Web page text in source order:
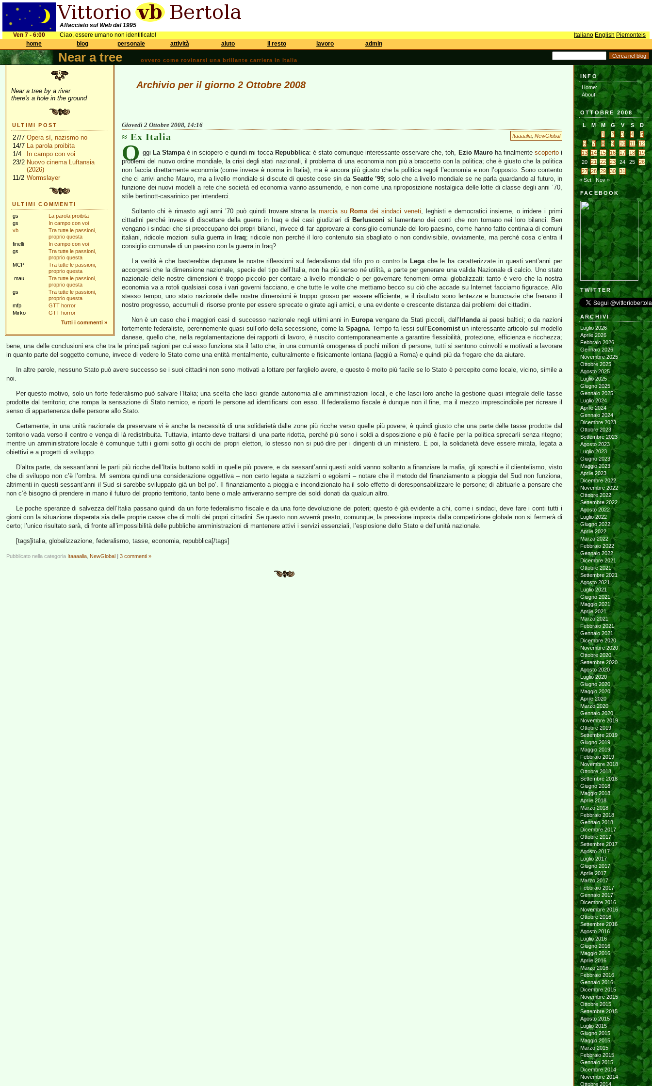
Affacciato sul Web dal 1995
Ven 7 - 6:00
Ciao, essere umano non identificato! Italiano English Piemonteis
home
blog personale attività aiuto il resto lavoro admin
Near a tree ovvero come rovinarsi una brillante carriera in Italia
Near a tree by a river
there's a hole in the ground
ULTIMI POST
27/7 Opera sì, nazismo no
14/7 La parola proibita
1/4
In campo con voi
23/2 Nuovo cinema Luftansia
(2026)
11/2 Wormslayer
ULTIMI COMMENTI
gs
La parola proibita
gs
In campo con voi
vb
Tra tutte le passioni,
proprio questa
finelli
In campo con voi
gs
Tra tutte le passioni,
proprio questa
MCP
Tra tutte le passioni,
proprio questa
.mau.
Tra tutte le passioni,
proprio questa
gs
Tra tutte le passioni,
proprio questa
mfp
GTT horror
Mirko
GTT horror
Tutti i commenti »
Archivio per il giorno 2 Ottobre 2008
Giovedì 2 Ottobre 2008, 14:16
Itaaaalia NewGlobal
Ex Italia
O ggi La Stampaè in sciopero e quindi mi tocca Repubblica: è stato comunque interessante osservare che, toh, Ezio Mauroha finalmente scopertoi
problemi del nuovo ordine mondiale, la crisi degli stati nazionali, il problema di una economia non più a braccetto con la politica; che è giusto che la politica
non faccia direttamente economia (come invece è norma in Italia), ma è ancora più giusto che la politica regoli l’economia e non l’opposto. Sono contento
che ci arrivi anche Mauro, ma a livello mondiale si discute di queste cose sin da Seattle ’99; solo che a livello mondiale se ne parla guardando al futuro, in
funzione dei nuovi modelli a rete che società ed economia vanno assumendo, e non come una riproposizione nostalgica delle lotte di classe degli anni ’70,
stile bertinott-casarinico per intenderci.
Soltanto chi è rimasto agli anni ’70 può quindi trovare strana la marcia su Romadei sindaci veneti, leghisti e democratici insieme, o irridere i primi
cittadini perché invece di discettare della guerra in Iraq e dei casi giudiziari di Berlusconi si lamentano dei conti che non tornano nei loro bilanci. Ben
vengano i sindaci che si preoccupano dei propri bilanci, invece di far approvare al consiglio comunale del loro paesino, come hanno fatto centinaia di comuni
italiani, ridicole mozioni sulla guerra in Iraq; ridicole non perché il loro contenuto sia sbagliato o non condivisibile, ovviamente, ma perché cosa c’entra il
consiglio comunale di un paesino con la guerra in Iraq?
La verità è che basterebbe depurare le nostre riflessioni sul federalismo dal tifo pro o contro la Legache le ha caratterizzate in questi vent’anni per
accorgersi che la dimensione nazionale, specie del tipo dell’Italia, non ha più senso né utilità, a parte per generare una valida Nazionale di calcio. Uno stato
nazionale delle nostre dimensioni è troppo piccolo per contare a livello mondiale o per governare fenomeni ormai globalizzati: tanto è vero che la nostra
economia va a rotoli qualsiasi cosa i vari governi facciano, e che tutte le volte che mettiamo becco su ciò che accade su Internet facciamo figuracce. Allo
stesso tempo, uno stato nazionale delle nostre dimensioni è troppo grosso per essere efficiente, e il risultato sono lentezze e burocrazie che frenano il
nostro progresso, accumuli di risorse pronte per essere sprecate o girate agli amici, e una evidente e crescente distanza dai problemi dei cittadini.
Non è un caso che i maggiori casi di successo nazionale negli ultimi anni in Europavengano da Stati piccoli, dall’ Irlandaai paesi baltici; o da nazioni
fortemente federaliste, perennemente quasi sull’orlo della secessione, come la Spagna. Tempo fa lessi sull’ Economistun interessante articolo sul modello
danese, quello che, nella regolamentazione dei rapporti di lavoro, è riuscito contemporaneamente a garantire flessibilità, protezione, efficienza e ricchezza;
bene, una delle conclusioni era che tra le principali ragioni per cui esso funziona sta il fatto che, in una comunità omogenea di pochi milioni di persone, tutti si sentono coinvolti e motivati a lavorare
in quanto parte del soggetto comune, invece di vedere lo Stato come una entità mentalmente, culturalmente e fisicamente lontana (laggiù a Roma) e quindi più da fregare che da aiutare.
In altre parole, nessuno Stato può avere successo se i suoi cittadini non sono motivati a lottare per farglielo avere, e questo è molto più facile se lo Stato è percepito come locale, vicino, simile a
noi.
Per questo motivo, solo un forte federalismo può salvare l’Italia; una scelta che lasci grande autonomia alle amministrazioni locali, e che lasci loro anche la gestione quasi integrale delle tasse
prodotte dal territorio; che rompa la sensazione di Stato nemico, e riporti le persone ad identificarsi con esso. Il federalismo fiscale è dunque non il fine, ma il mezzo imprescindibile per ricreare il
senso di appartenenza delle persone allo Stato.
Certamente, in una unità nazionale da preservare vi è anche la necessità di una solidarietà dalle zone più ricche verso quelle più povere; è quindi giusto che una parte delle tasse prodotte dal
territorio vada verso il centro e venga di là redistribuita. Tuttavia, intanto deve trattarsi di una parte ridotta, perché più sono i soldi a disposizione e più è facile per la politica sprecarli senza ritegno;
mentre un amministratore locale è comunque tutti i giorni sotto gli occhi dei propri elettori, lo stesso non si può dire per i dirigenti di un ministero. E poi, la solidarietà deve essere mirata, legata a
obiettivi e a progetti di sviluppo.
D’altra parte, da sessant’anni le parti più ricche dell’Italia buttano soldi in quelle più povere, e da sessant’anni questi soldi vanno soltanto a finanziare la mafia, gli sprechi e il clientelismo, visto
che di sviluppo non c’è l’ombra. Mi sembra quindi una considerazione oggettiva – non certo legata a razzismi o egoismi – notare che il metodo del finanziamento a pioggia del Sud non funziona,
altrimenti in questi sessant’anni il Sud si sarebbe sviluppato già un bel po’. Il finanziamento a pioggia e incondizionato ha il solo effetto di deresponsabilizzare le persone; di abituarle a pensare che
non c’è bisogno di prendere in mano il futuro del proprio territorio, tanto bene o male arriveranno sempre dei soldi donati da qualcun altro.
Le poche speranze di salvezza dell’Italia passano quindi da un forte federalismo fiscale e da una forte devoluzione dei poteri; questo è già evidente a chi, come i sindaci, deve fare i conti tutti i
giorni con la situazione disperata sia delle proprie casse che di molti dei propri cittadini. Se questo non avverrà presto, comunque, la pressione imposta dalla competizione globale non si fermerà di
certo; l’unico risultato sarà, di fronte all’impossibilità delle pubbliche amministrazioni di mantenere attivi i servizi essenziali, l’esplosione dello Stato e dell’unità nazionale.
[tags]italia, globalizzazione, federalismo, tasse, economia, repubblica[/tags]
Pubblicato nella categoria Itaaaalia NewGlobal | 3 commenti »
INFO
:Home:
:About:
OTTOBRE 2008
L M M G V S
D
1
2 3 4
5
6
7 8 9 10 11
12
13
14 15 16 17 18
19
20
21 22 23 24 25
26
27
28 29 30
31
« Set
Nov »
FACEBOOK
TWITTER
ARCHIVI
Luglio 2026
Aprile 2026
Febbraio 2026
Gennaio 2026
Novembre 2025
Ottobre 2025
Agosto 2025
Luglio 2025
Giugno 2025
Gennaio 2025
Luglio 2024
Aprile 2024
Gennaio 2024
Dicembre 2023
Ottobre 2023
Settembre 2023
Agosto 2023
Luglio 2023
Giugno 2023
Maggio 2023
Aprile 2023
Dicembre 2022
Novembre 2022
Ottobre 2022
Settembre 2022
Agosto 2022
Luglio 2022
Giugno 2022
Aprile 2022
Marzo 2022
Febbraio 2022
Gennaio 2022
Dicembre 2021
Ottobre 2021
Settembre 2021
Agosto 2021
Luglio 2021
Giugno 2021
Maggio 2021
Aprile 2021
Marzo 2021
Febbraio 2021
Gennaio 2021
Dicembre 2020
Novembre 2020
Ottobre 2020
Settembre 2020
Agosto 2020
Luglio 2020
Giugno 2020
Maggio 2020
Aprile 2020
Marzo 2020
Gennaio 2020
Novembre 2019
Ottobre 2019
Settembre 2019
Giugno 2019
Maggio 2019
Febbraio 2019
Novembre 2018
Ottobre 2018
Settembre 2018
Giugno 2018
Maggio 2018
Aprile 2018
Marzo 2018
Febbraio 2018
Gennaio 2018
Dicembre 2017
Ottobre 2017
Settembre 2017
Agosto 2017
Luglio 2017
Giugno 2017
Aprile 2017
Marzo 2017
Febbraio 2017
Gennaio 2017
Dicembre 2016
Novembre 2016
Ottobre 2016
Settembre 2016
Agosto 2016
Luglio 2016
Giugno 2016
Maggio 2016
Aprile 2016
Marzo 2016
Febbraio 2016
Gennaio 2016
Dicembre 2015
Novembre 2015
Ottobre 2015
Settembre 2015
Agosto 2015
Luglio 2015
Giugno 2015
Maggio 2015
Marzo 2015
Febbraio 2015
Gennaio 2015
Dicembre 2014
Novembre 2014
Ottobre 2014